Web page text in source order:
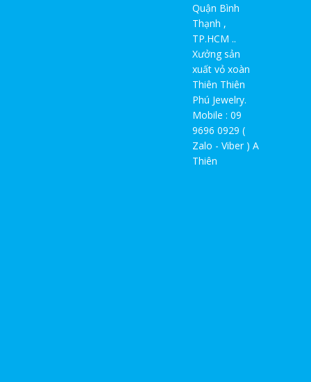
Quận Bình
Thạnh ,
TP.HCM ..
Xưởng sản
xuất vỏ xoàn
Thiên Thiên
Phú Jewelry.
Mobile : 09
9696 0929 (
Zalo - Viber ) A
Thiên